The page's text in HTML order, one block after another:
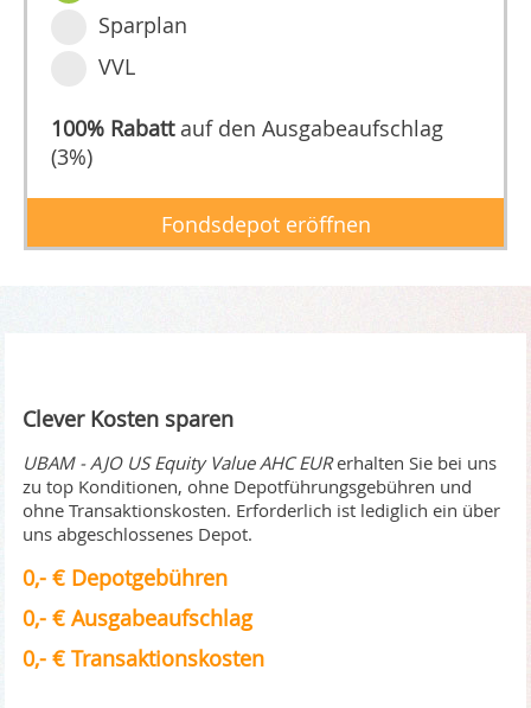
Sparplan
VVL
100% Rabattauf den Ausgabeaufschlag
(3%)
Fondsdepot eröffnen
Clever Kosten sparen
UBAM - AJO US Equity Value AHC EURerhalten Sie bei uns
zu top Konditionen, ohne Depotführungsgebühren und
ohne Transaktionskosten. Erforderlich ist lediglich ein über
uns abgeschlossenes Depot.
0,- € Depotgebühren
0,- € Ausgabeaufschlag
0,- € Transaktionskosten